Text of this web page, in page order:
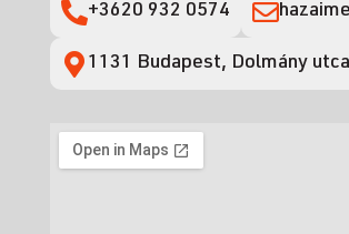
+3620 932 0574
1131 Budapest, Dolmány